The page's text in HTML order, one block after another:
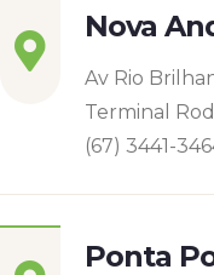
Nova
Av Rio
Terminal
(67) 3441-
Ponta